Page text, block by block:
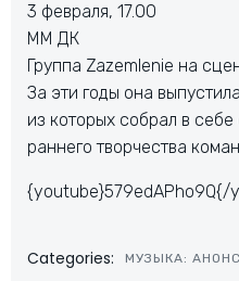
3 февраля, 17.00
ММ ДК
Группа Zazemlenie на
За эти годы она
из которых собрал в
раннего творчества
{youtube}579edAPho9Q{/
Categories: МУЗЫКА: